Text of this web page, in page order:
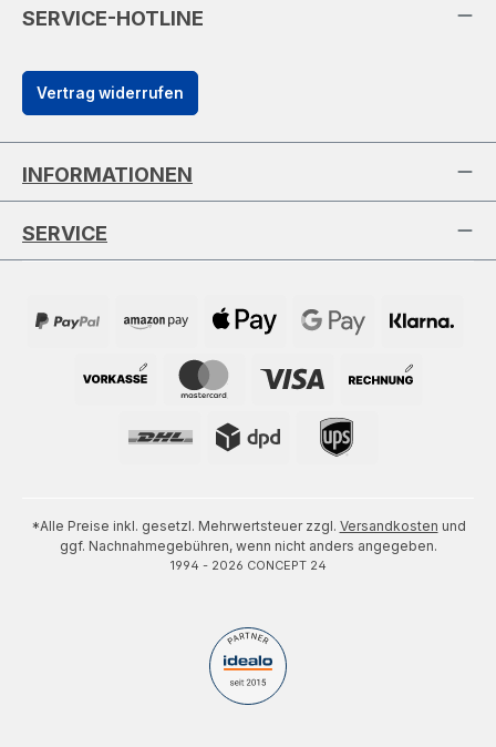
SERVICE-HOTLINE
Vertrag widerrufen
INFORMATIONEN
SERVICE
*Alle Preise inkl. gesetzl. Mehrwertsteuer zzgl. Versandkosten und
ggf. Nachnahmegebühren, wenn nicht anders angegeben.
1994 - 2026 CONCEPT 24